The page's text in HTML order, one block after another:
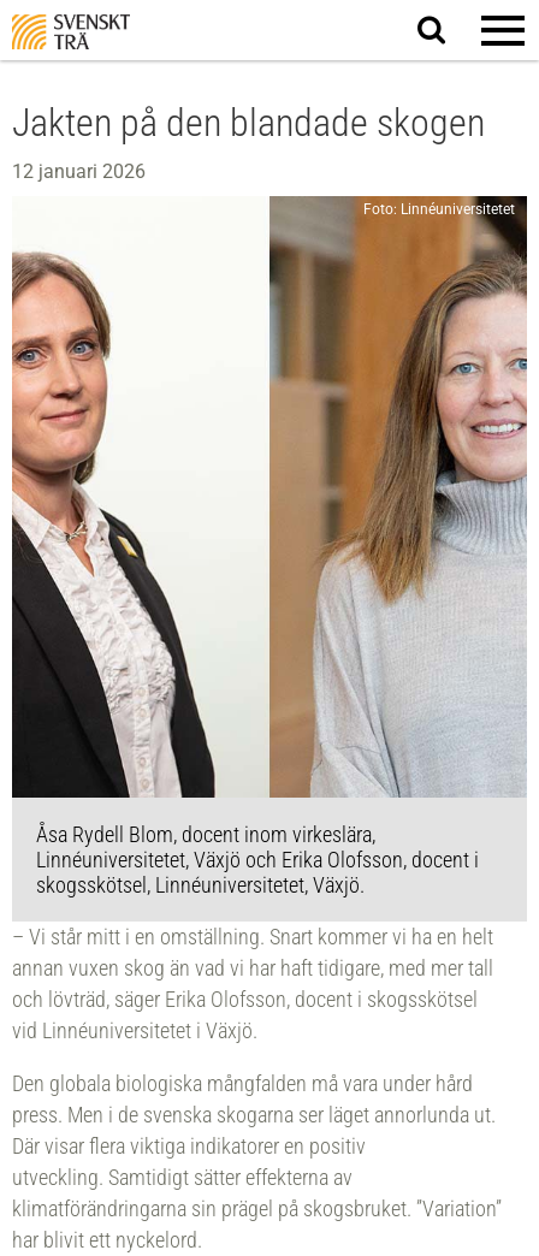
Sök
på
Jakten på den blandade skogen
12 januari 2026
Foto: Linnéuniversitetet
Åsa Rydell Blom, docent inom virkeslära,
Linnéuniversitetet, Växjö och Erika Olofsson, docent i
skogsskötsel, Linnéuniversitetet, Växjö.
– Vi står mitt i en omställning. Snart kommer vi ha en helt
annan vuxen skog än vad vi har haft tidigare, med mer tall
och lövträd, säger Erika Olofsson, docent i skogsskötsel
vid Linnéuniversitetet i Växjö.
Den globala biologiska mångfalden må vara under hård
press. Men i de svenska skogarna ser läget annorlunda ut.
Där visar flera viktiga indikatorer en positiv
utveckling. Samtidigt sätter effekterna av
klimatförändringarna sin prägel på skogsbruket. ”Variation”
har blivit ett nyckelord.